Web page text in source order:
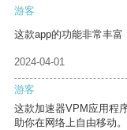
游客
这款app的功能非常丰富
2024-04-01
游客
这款加速器VPM应用程
助你在网络上自由移动。